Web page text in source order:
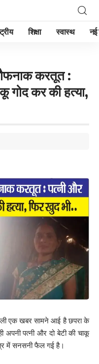
शिक्षा स्वास्थ नई
करतूत :
गोद कर की हत्या,
एक खबर सामने आई है छपरा के
पत्नी और दो बेटी की चाकू
में सनसनी फैल गई है।